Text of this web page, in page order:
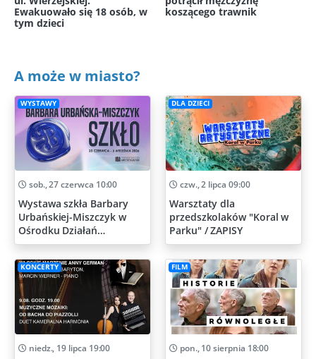
Ewakuowało się 18 osób, w
tym dzieci
koszącego trawnik
A może w miasto?
WYSTAWY
sob., 27 czerwca 10:00
Wystawa szkła Barbary
Urbańskiej-Miszczyk w
Ośrodku Działań
Artystycznych
DLA DZIECI
czw., 2 lipca 09:00
Warsztaty dla
przedszkolaków "Koral w
Parku" / ZAPISY
KONCERTY
niedz., 19 lipca 19:00
FILM
pon., 10 sierpnia 18:00